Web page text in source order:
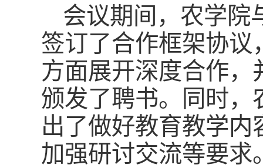
会议期间，农学院
签订了合作框架协议
方面展开深度合作
颁发了聘书。同时，
出了做好教育教学
加强研讨交流等要求